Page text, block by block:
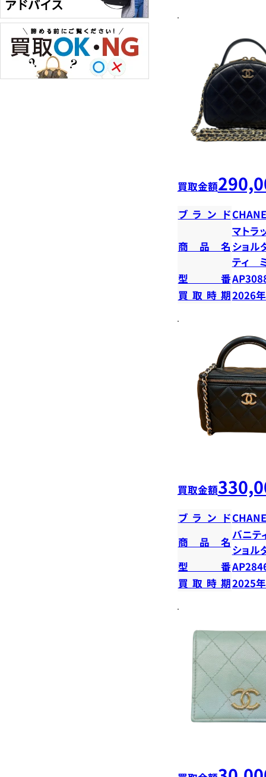
買取金額
ブランド
商品名
マトラ
ショ
ティ
型番
買取時期2026
買取金額
ブランド
商品名
バニテ
ショル
型番
買取時期2025